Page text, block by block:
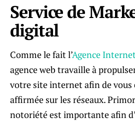
Service de
digital
Comme le fait l’Agence
agence web travaille à
votre site internet afin de
affirmée sur les réseaux.
notoriété est importante afin